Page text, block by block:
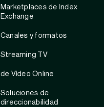
Marketplaces de Index
Exchange
Canales y formatos
Streaming TV
de Vídeo Online
Soluciones de
direccionabilidad